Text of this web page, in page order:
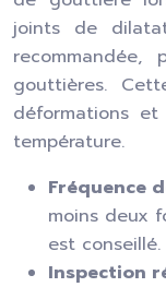
joints de
recommandée,
gouttières.
déformations
température.
Fréquence
moins deux
est conseillé.
Inspection